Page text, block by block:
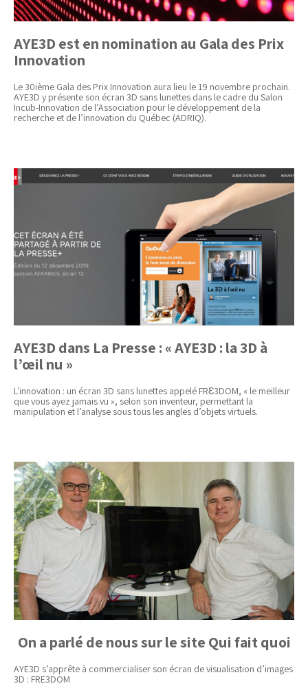
AYE3D est en nomination au Gala des Prix
Innovation
Le 30ième Gala des Prix Innovation aura lieu le 19 novembre prochain.
AYE3D y présente son écran 3D sans lunettes dans le cadre du Salon
Incub-Innovation de l’Association pour le développement de la
recherche et de l’innovation du Québec (ADRIQ).
AYE3D dans La Presse : « AYE3D : la 3D à
l’œil nu »
L'innovation : un écran 3D sans lunettes appelé FRƐ3DOM, « le meilleur
que vous ayez jamais vu », selon son inventeur, permettant la
manipulation et l’analyse sous tous les angles d’objets virtuels.
On a parlé de nous sur le site Qui fait quoi
AYE3D s’apprête à commercialiser son écran de visualisation d’images
3D : FRE3DOM